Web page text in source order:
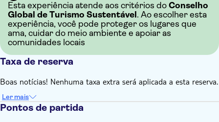
Esta experiência atende aos critérios do Conselho
Global de Turismo Sustentável . Ao escolher esta
experiência, você pode proteger os lugares que
ama, cuidar do meio ambiente e apoiar as
comunidades locais
Taxa de reserva
Boas notícias! Nenhuma taxa extra será aplicada a esta reserva.
Ler mais
Pontos de partida